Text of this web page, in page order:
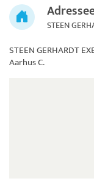
STEEN
STEEN GERHARDT
Aarhus C.